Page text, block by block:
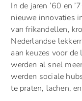
In de jaren ’60 en
nieuwe innovaties
van frikandellen,
Nederlandse
aan keuzes voor
werden al snel
werden sociale
te praten, lachen,